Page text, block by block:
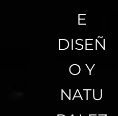
E
DISEÑ
O Y
NATU